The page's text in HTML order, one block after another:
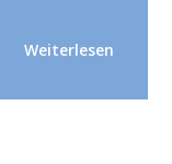
Weiterlesen